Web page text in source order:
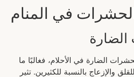
في المنام
الضارة في الأحلام، فغالبًا ما
والإزعاج بالنسبة للكثيرين. تثير